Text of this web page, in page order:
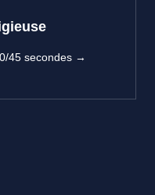
45 secondes →